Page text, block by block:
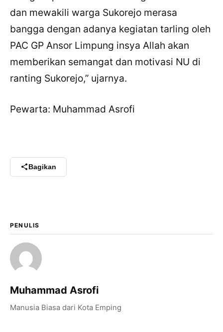
dan mewakili warga Sukorejo merasa
bangga dengan adanya kegiatan tarling oleh
PAC GP Ansor Limpung insya Allah akan
memberikan semangat dan motivasi NU di
ranting Sukorejo,” ujarnya.
Pewarta: Muhammad Asrofi
Bagikan
PENULIS
Muhammad Asrofi
Manusia Biasa dari Kota Emping
X / Twitter